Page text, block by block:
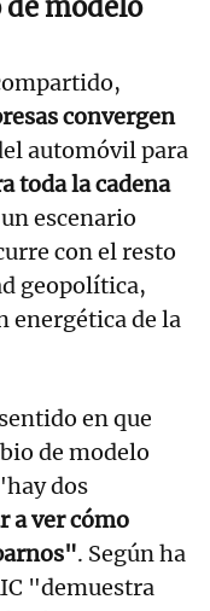
modelo
convergen
automóvil para
toda la cadena
escenario
con el resto
geopolítica,
energética de la
en que
de modelo
dos
a ver cómo
. Según ha
"demuestra